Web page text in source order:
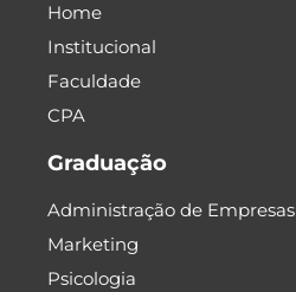
Home
Institucional
Faculdade
CPA
Graduação
Administração de Empresas
Marketing
Psicologia